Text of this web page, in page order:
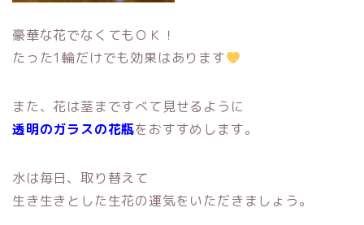
豪華な花でなくてもＯＫ！
たった1輪だけでも効果はあります
また、花は茎まですべて見せるように
透明のガラスの花瓶をおすすめします。
水は毎日、取り替えて
生き生きとした生花の運気をいただきましょう。